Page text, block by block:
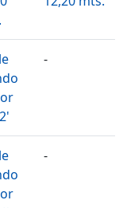
-
-